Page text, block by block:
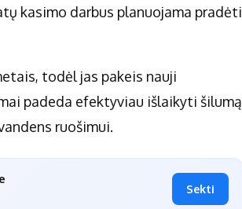
kasimo darbus planuojama pradėti
todėl jas pakeis nauji
padeda efektyviau išlaikyti šilumą
ruošimui.
Sekti